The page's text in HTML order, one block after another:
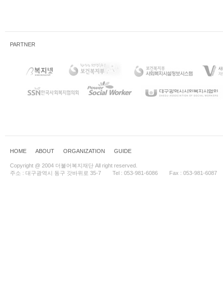
PARTNER
HOME ABOUT ORGANIZATION GUIDE
Copyright @ 2004 더불어복지재단 All right reserved.
주소 : 대구광역시 동구 갓바위로 35-7
Tel : 053-981-6086 Fax : 053-981-6087